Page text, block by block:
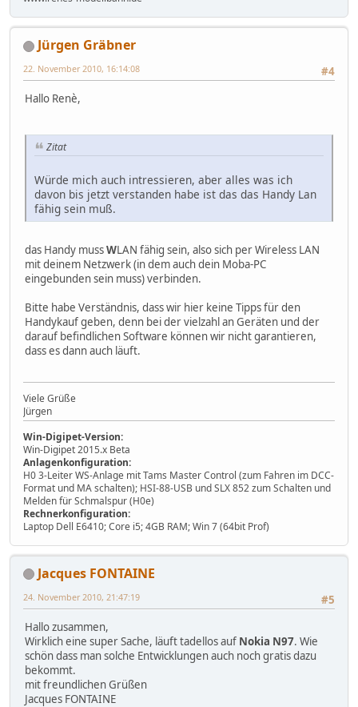
Jürgen Gräbner
#4
22. November 2010, 16:14:08
Hallo Renè,
Zitat
Würde mich auch intressieren, aber alles was ich
davon bis jetzt verstanden habe ist das das Handy Lan
fähig sein muß.
das Handy mussWLAN fähig sein, also sich per Wireless LAN
mit deinem Netzwerk (in dem auch dein Moba-PC
eingebunden sein muss) verbinden.
Bitte habe Verständnis, dass wir hier keine Tipps für den
Handykauf geben, denn bei der vielzahl an Geräten und der
darauf befindlichen Software können wir nicht garantieren,
dass es dann auch läuft.
Viele Grüße
Jürgen
Win-Digipet-Version:
Win-Digipet 2015.x Beta
Anlagenkonfiguration:
H0 3-Leiter WS-Anlage mit Tams Master Control (zum Fahren im DCC-
Format und MA schalten); HSI-88-USB und SLX 852 zum Schalten und
Melden für Schmalspur (H0e)
Rechnerkonfiguration:
Laptop Dell E6410; Core i5; 4GB RAM; Win 7 (64bit Prof)
Jacques FONTAINE
#5
24. November 2010, 21:47:19
Hallo zusammen,
Wirklich eine super Sache, läuft tadellos auf Nokia N97. Wie
schön dass man solche Entwicklungen auch noch gratis dazu
bekommt.
mit freundlichen Grüßen
Jacques FONTAINE